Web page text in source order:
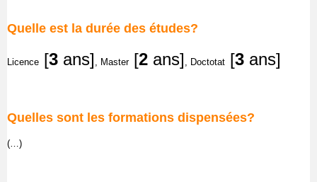
Quelle est la durée des études?
Licence [3 ans] , Master[2 ans] , Doctotat [3 ans]
Quelles sont les formations dispensées?
(…)